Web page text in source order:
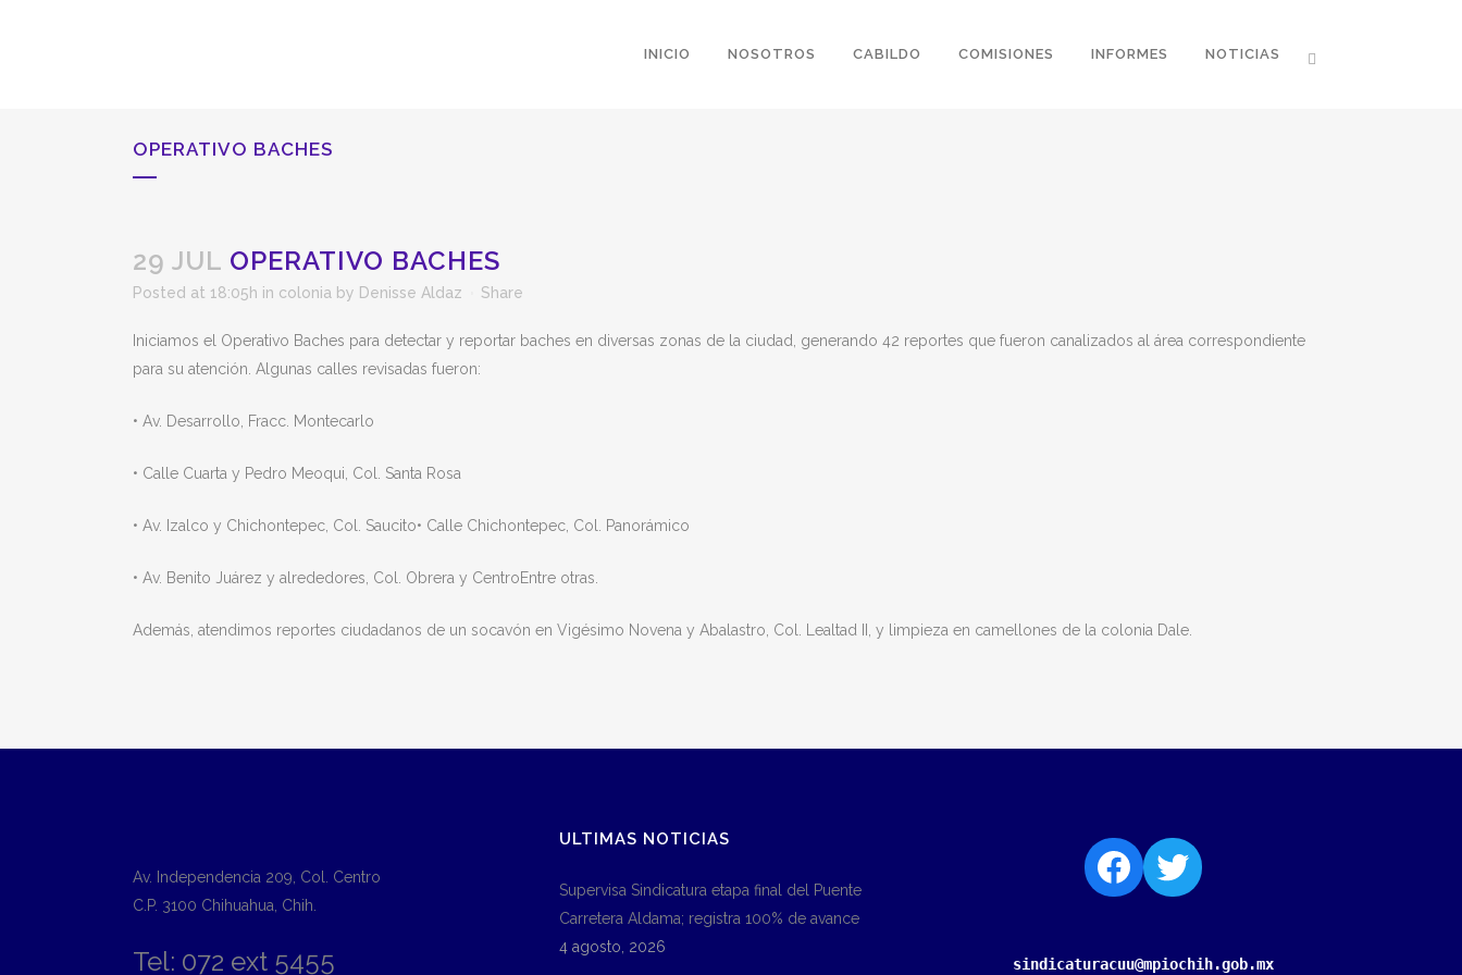
INICIO NOSOTROS CABILDO COMISIONES INFORMES NOTICIAS
OPERATIVO BACHES
29 JUL OPERATIVO BACHES
Posted at 18:05h in colonia by Denisse Aldaz Share
Iniciamos el Operativo Baches para detectar y reportar baches en diversas zonas de la ciudad, generando 42 reportes que fueron canalizados al área correspondiente
para su atención. Algunas calles revisadas fueron:
• Av. Desarrollo, Fracc. Montecarlo
• Calle Cuarta y Pedro Meoqui, Col. Santa Rosa
• Av. Izalco y Chichontepec, Col. Saucito• Calle Chichontepec, Col. Panorámico
• Av. Benito Juárez y alrededores, Col. Obrera y CentroEntre otras.
Además, atendimos reportes ciudadanos de un socavón en Vigésimo Novena y Abalastro, Col. Lealtad II, y limpieza en camellones de la colonia Dale.
Av. Independencia 209, Col. Centro
C.P. 3100 Chihuahua, Chih.
Tel: 072 ext 5455
ULTIMAS NOTICIAS
Supervisa Sindicatura etapa final del Puente
Carretera Aldama; registra 100% de avance
4 agosto, 2026
sindicaturacuu@mpiochih.gob.mx